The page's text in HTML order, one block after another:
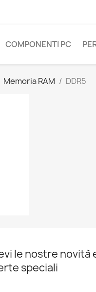
COMPONENTI PC
Memoria RAM DDR5
le nostre novità
speciali